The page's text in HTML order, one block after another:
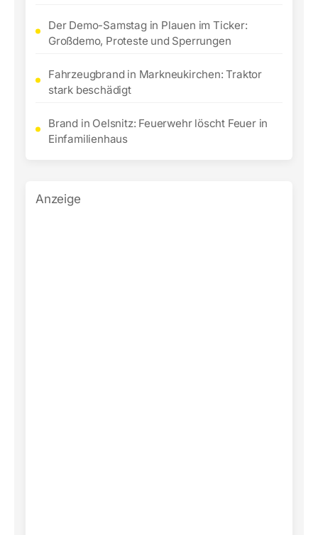
Der Demo-Samstag in Plauen im Ticker:
Großdemo, Proteste und Sperrungen
Fahrzeugbrand in Markneukirchen: Traktor
stark beschädigt
Brand in Oelsnitz: Feuerwehr löscht Feuer in
Einfamilienhaus
Anzeige